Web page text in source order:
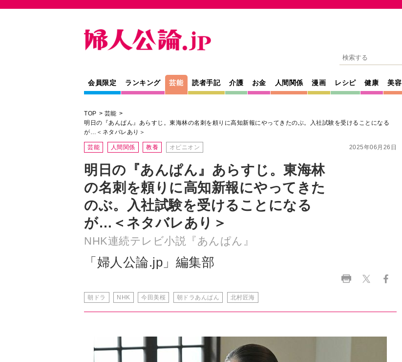
会員限定 ランキング 芸能 読者手記 介護 お金 人間関係 漫画 レシピ 健康 美容
TOP
芸能
明日の『あんぱん』あらすじ。東海林の名刺を頼りに高知新報にやってきたのぶ。入社試験を受けることになる
が…＜ネタバレあり＞
2025年06月26日
芸能 人間関係 教養 オピニオン
明日の『あんぱん』あらすじ。東海林
の名刺を頼りに高知新報にやってきた
のぶ。入社試験を受けることになる
が…＜ネタバレあり＞
NHK連続テレビ小説『あんぱん』
「婦人公論.jp」編集部
朝ドラ NHK 今田美桜 朝ドラあんぱん 北村匠海